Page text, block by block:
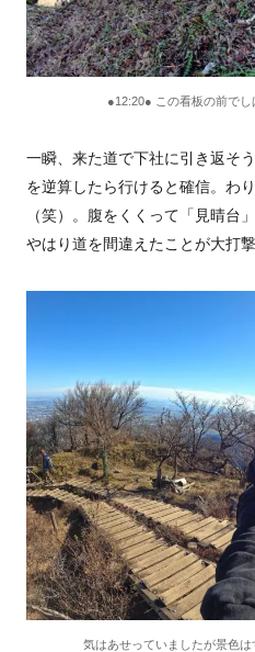
●12:20● この看板の前でし
一瞬、来た道で下社に引き返そ
を逆算したら行けると確信。わ
（笑）。腹をくくって「見晴台
やはり道を間違えたことが大打撃
気はあせっていましたが景色は